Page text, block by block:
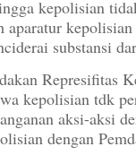
kepolisian
aparatur
substansi
Represifitas
kepolisian tdk
aksi-aksi
dengan